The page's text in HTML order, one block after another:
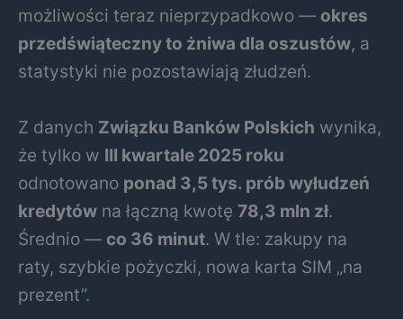
możliwości teraz nieprzypadkowo — okres
przedświąteczny to żniwa dla oszustów, a
statystyki nie pozostawiają złudzeń.
Z danych Związku Banków Polskich wynika,
że tylko w III kwartale 2025 roku
odnotowano ponad 3,5 tys. prób wyłudzeń
kredytów na łączną kwotę 78,3 mln zł.
Średnio — co 36 minut. W tle: zakupy na
raty, szybkie pożyczki, nowa karta SIM „na
prezent”.